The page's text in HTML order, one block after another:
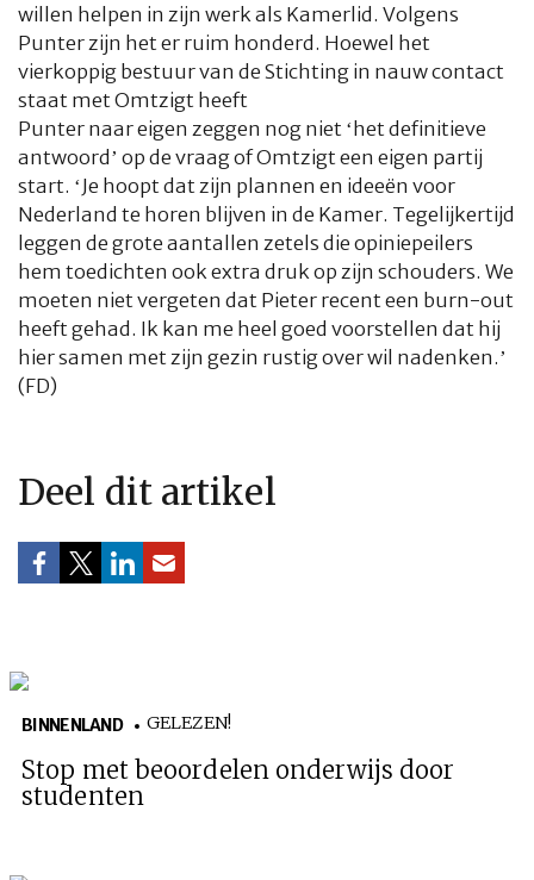
AUTEURS ADVERTERENZOEKEN
willen helpen in zijn werk als Kamerlid. Volgens
Punter zijn het er ruim honderd. Hoewel het
vierkoppig bestuur van de Stichting in nauw contact
staat met Omtzigt heeft
Punter naar eigen zeggen nog niet ‘het definitieve
antwoord’ op de vraag of Omtzigt een eigen partij
start. ‘Je hoopt dat zijn plannen en ideeën voor
Nederland te horen blijven in de Kamer. Tegelijkertijd
leggen de grote aantallen zetels die opiniepeilers
hem toedichten ook extra druk op zijn schouders. We
moeten niet vergeten dat Pieter recent een burn-out
heeft gehad. Ik kan me heel goed voorstellen dat hij
hier samen met zijn gezin rustig over wil nadenken.’
(FD)
Deel dit artikel
BINNENLAND GELEZEN!
Stop met beoordelen onderwijs door
studenten